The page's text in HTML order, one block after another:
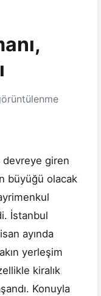
devreye giren
büyüğü olacak
İstanbul
ayında
yerleşim
kiralık
Konuyla